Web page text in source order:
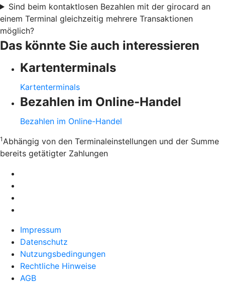
Sind beim kontaktlosen Bezahlen mit der girocard an
einem Terminal gleichzeitig mehrere Transaktionen
möglich?
Das könnte Sie auch interessieren
Kartenterminals
Kartenterminals
Bezahlen im Online-Handel
Bezahlen im Online-Handel
1 Abhängig von den Terminaleinstellungen und der Summe
bereits getätigter Zahlungen
Impressum
Datenschutz
Nutzungsbedingungen
Rechtliche Hinweise
AGB